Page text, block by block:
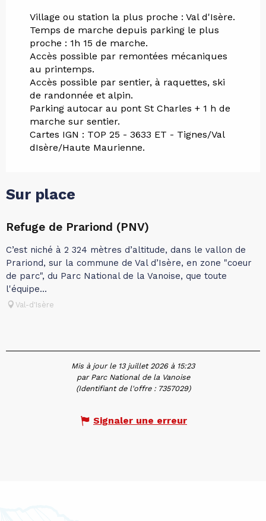
Village ou station la plus proche : Val d'Isère.
Temps de marche depuis parking le plus
proche : 1h 15 de marche.
Accès possible par remontées mécaniques
au printemps.
Accès possible par sentier, à raquettes, ski
de randonnée et alpin.
Parking autocar au pont St Charles + 1 h de
marche sur sentier.
Cartes IGN : TOP 25 - 3633 ET - Tignes/Val
dIsère/Haute Maurienne.
Sur place
Refuge de Prariond (PNV)
C’est niché à 2 324 mètres d’altitude, dans le vallon de
Prariond, sur la commune de Val d’Isère, en zone "coeur
de parc", du Parc National de la Vanoise, que toute
l'équipe...
Val-d'Isère
Mis à jour le 13 juillet 2026 à 15:23
par Parc National de la Vanoise
(Identifiant de l'offre : 7357029)
Signaler une erreur